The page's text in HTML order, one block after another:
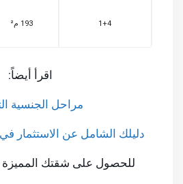
1+4 193 م²
اقرأ أيضاً:
مراحل الجنسية
دليلك الشامل عن الاستثمار
للحصول على شقتك المميزة